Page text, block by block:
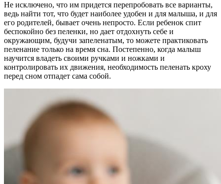
Не исключено, что им придется перепробовать все варианты,
ведь найти тот, что будет наиболее удобен и для малыша, и для
его родителей, бывает очень непросто. Если ребенок спит
беспокойно без пеленки, но дает отдохнуть себе и
окружающим, будучи запеленатым, то можете практиковать
пеленание только на время сна. Постепенно, когда малыш
научится владеть своими ручками и ножками и
контролировать их движения, необходимость пеленать кроху
перед сном отпадет сама собой.